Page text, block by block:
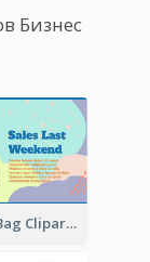
Бизнес
Shopping Bag Clipart Showing Percentage